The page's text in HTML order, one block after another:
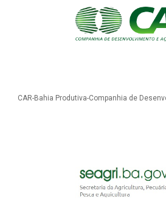
CAR-Bahia Produtiva-Companhia de